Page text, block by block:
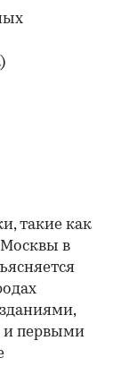
такие как
Москвы в
и первыми